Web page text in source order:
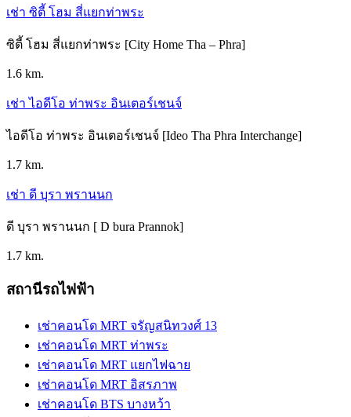
เช่า ซิตี้ โฮม สี่แยกท่าพระ
ซิตี้ โฮม สี่แยกท่าพระ [City Home Tha – Phra]
1.6 km.
เช่า ไอดีโอ ท่าพระ อินเตอร์เชนจ์
ไอดีโอ ท่าพระ อินเตอร์เชนจ์ [Ideo Tha Phra Interchange]
1.7 km.
เช่า ดี บุรา พรานนก
ดี บุรา พรานนก [ D bura Prannok]
1.7 km.
สถานีรถไฟฟ้า
เช่าคอนโด MRT จรัญสนิทวงศ์ 13
เช่าคอนโด MRT ท่าพระ
เช่าคอนโด MRT แยกไฟฉาย
เช่าคอนโด MRT อิสรภาพ
เช่าคอนโด BTS บางหว้า